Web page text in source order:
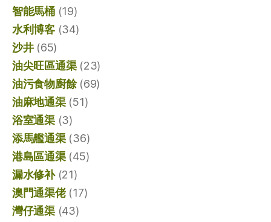
智能馬桶(19)
水利博客(34)
沙井(65)
油尖旺區通渠(23)
油污食物廚餘(69)
油麻地通渠(51)
浴室通渠(3)
添馬艦通渠(36)
港島區通渠(45)
漏水修补(21)
澳門通渠佬(17)
灣仔通渠(43)